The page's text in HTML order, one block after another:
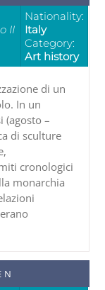
II
Nationality:
Italy
Category:
Art history
di un
In un
(agosto –
di sculture
cronologici
monarchia